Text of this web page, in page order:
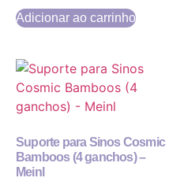
Adicionar ao carrinho
Suporte para Sinos Cosmic
Bamboos (4 ganchos) –
Meinl